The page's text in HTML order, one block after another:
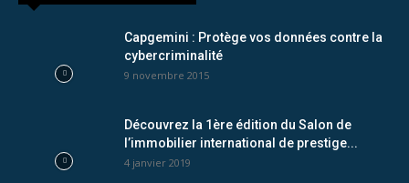
Capgemini : Protège vos données contre la
cybercriminalité
9 novembre 2015
Découvrez la 1ère édition du Salon de
l’immobilier international de prestige...
4 janvier 2019